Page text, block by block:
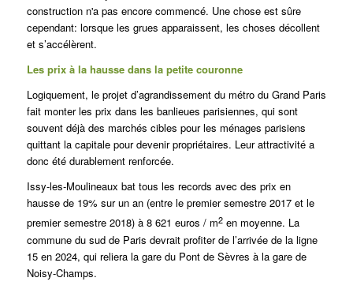
construction n'a pas encore commencé. Une chose est sûre
cependant: lorsque les grues apparaissent, les choses décollent
et s’accélèrent.
Les prix à la hausse dans la petite couronne
Logiquement, le projet d’agrandissement du métro du Grand Paris
fait monter les prix dans les banlieues parisiennes, qui sont
souvent déjà des marchés cibles pour les ménages parisiens
quittant la capitale pour devenir propriétaires. Leur attractivité a
donc été durablement renforcée.
Issy-les-Moulineaux bat tous les records avec des prix en
hausse de 19% sur un an (entre le premier semestre 2017 et le
premier semestre 2018) à 8 621 euros / m2en moyenne. La
commune du sud de Paris devrait profiter de l’arrivée de la ligne
15 en 2024, qui reliera la gare du Pont de Sèvres à la gare de
Noisy-Champs.